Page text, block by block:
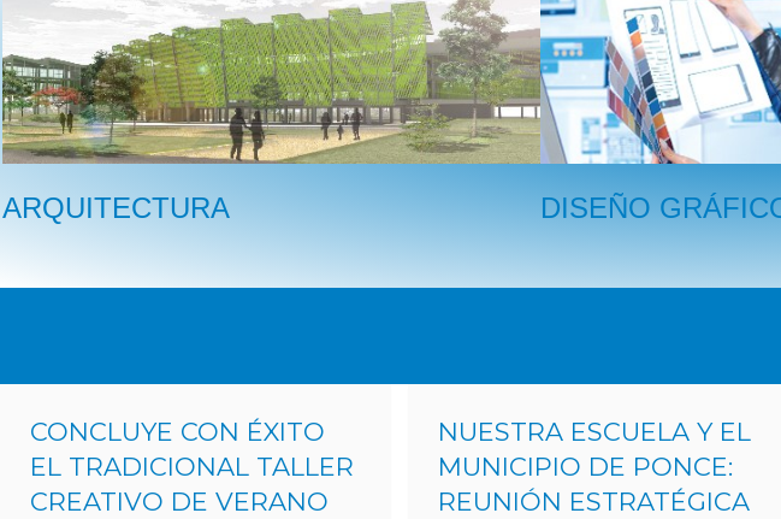
ARQUITECTURA DISEÑO
CONCLUYE CON ÉXITO
EL TRADICIONAL TALLER
CREATIVO DE VERANO
NUESTRA ESCUELA Y EL
MUNICIPIO DE PONCE:
REUNIÓN ESTRATÉGICA